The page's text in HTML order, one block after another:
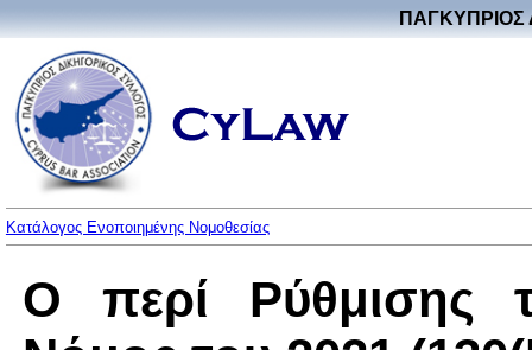
ΠΑΓΚΥΠΡΙΟΣ
Κατάλογος Ενοποιημένης Νομοθεσίας
Ο περί Ρύθμισης